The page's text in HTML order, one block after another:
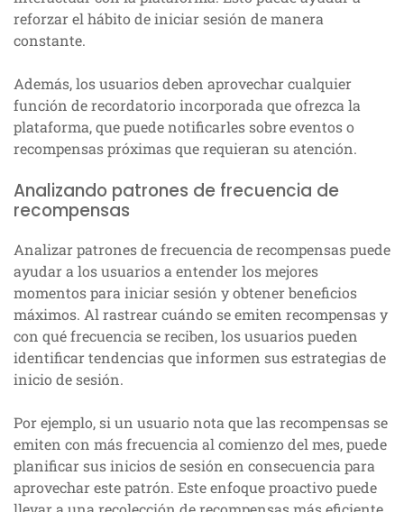
reforzar el hábito de iniciar sesión de manera
constante.
Además, los usuarios deben aprovechar cualquier
función de recordatorio incorporada que ofrezca la
plataforma, que puede notificarles sobre eventos o
recompensas próximas que requieran su atención.
Analizando patrones de frecuencia de
recompensas
Analizar patrones de frecuencia de recompensas puede
ayudar a los usuarios a entender los mejores
momentos para iniciar sesión y obtener beneficios
máximos. Al rastrear cuándo se emiten recompensas y
con qué frecuencia se reciben, los usuarios pueden
identificar tendencias que informen sus estrategias de
inicio de sesión.
Por ejemplo, si un usuario nota que las recompensas se
emiten con más frecuencia al comienzo del mes, puede
planificar sus inicios de sesión en consecuencia para
aprovechar este patrón. Este enfoque proactivo puede